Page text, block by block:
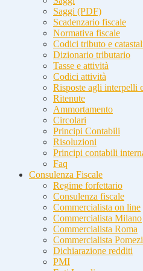
Saggi (PDF)
Scadenzario fiscale
Normativa fiscale
Codici tributo e
Dizionario tributario
Tasse e attività
Codici attività
Risposte agli interpelli
Ritenute
Ammortamento
Circolari
Principi Contabili
Risoluzioni
Principi contabili
Faq
Consulenza Fiscale
Regime forfettario
Consulenza fiscale
Commercialista on line
Commercialista Milano
Commercialista Roma
Commercialista
Dichiarazione redditi
PMI